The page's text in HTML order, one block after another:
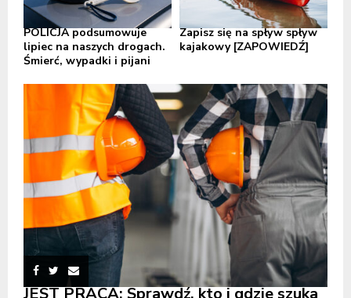
POLICJA podsumowuje
lipiec na naszych drogach.
Śmierć, wypadki i pijani
Zapisz się na spływ spływ
kajakowy [ZAPOWIEDŹ]
JEST PRACA: Sprawdź, kto i gdzie szuka